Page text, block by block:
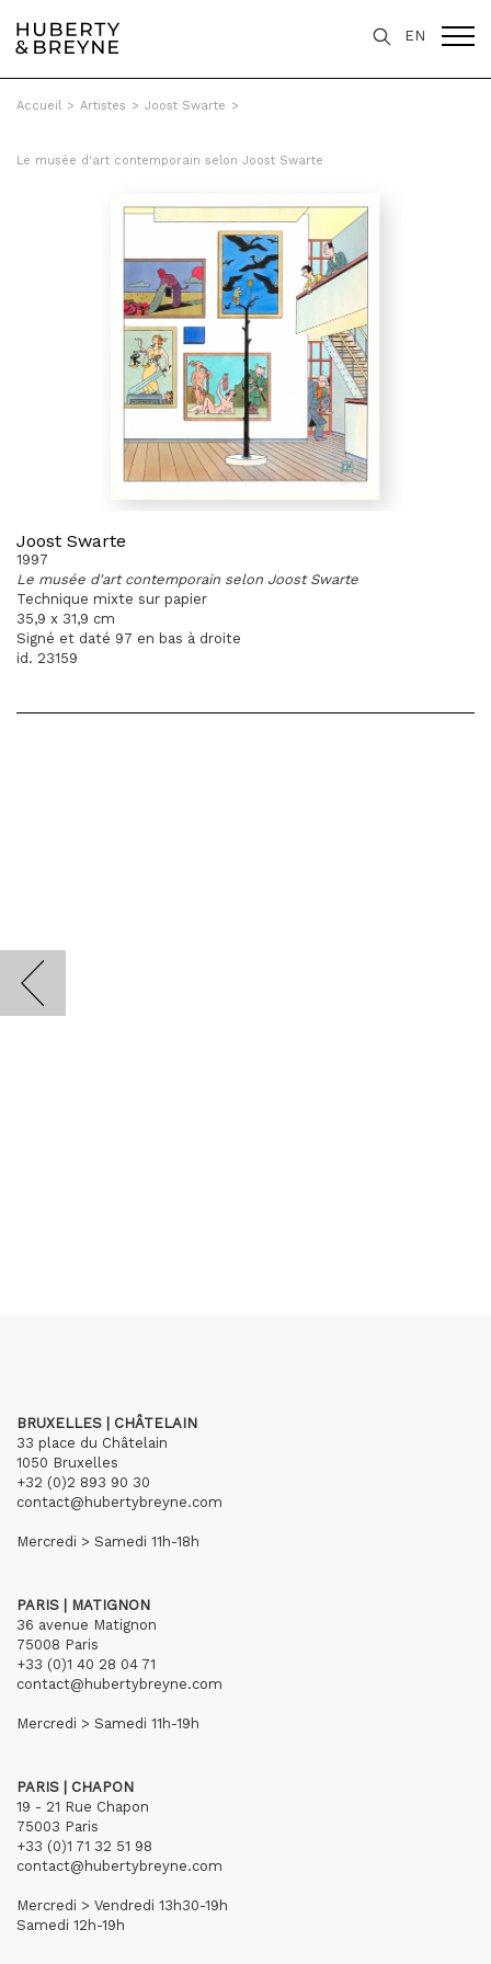
EN
Accueil > Artistes > Joost Swarte >
Le musée d'art contemporain selon Joost Swarte
Joost Swarte
1997
Le musée d'art contemporain selon Joost Swarte
Technique mixte sur papier
35,9 x 31,9 cm
Signé et daté 97 en bas à droite
id. 23159
BRUXELLES | CHÂTELAIN
33 place du Châtelain
1050 Bruxelles
+32 (0)2 893 90 30
contact@hubertybreyne.com
Mercredi > Samedi 11h-18h
PARIS | MATIGNON
36 avenue Matignon
75008 Paris
+33 (0)1 40 28 04 71
contact@hubertybreyne.com
Mercredi > Samedi 11h-19h
PARIS | CHAPON
19 - 21 Rue Chapon
75003 Paris
+33 (0)1 71 32 51 98
contact@hubertybreyne.com
Mercredi > Vendredi 13h30-19h
Samedi 12h-19h